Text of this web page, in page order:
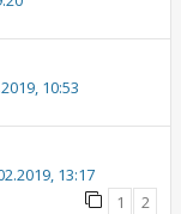
10:53
13:17
1 2